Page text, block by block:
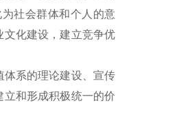
社会群体和个人的意
文化建设，建立竞争优
系的理论建设、宣传
和形成积极统一的价